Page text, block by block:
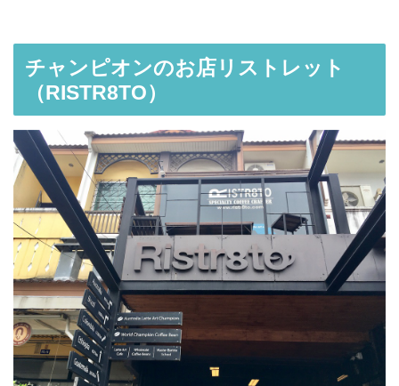
チャンピオンのお店リストレット
（RISTR8TO）